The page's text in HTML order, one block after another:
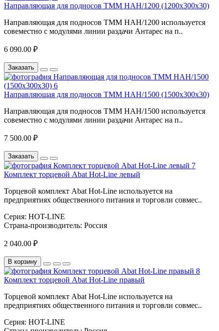
Направляющая для подносов ТММ НАН/1200 (1200х300х30)
Направляющая для подносов ТММ НАН/1200 используется
совеместно с модулями линии раздачи Антарес на п..
6 090.00 ₽
Заказать
Направляющая для подносов ТММ НАН/1500 (1500х300х30)
Направляющая для подносов ТММ НАН/1500 используется
совеместно с модулями линии раздачи Антарес на п..
7 500.00 ₽
Заказать
Комплект торцевой Abat Hot-Line левый
Торцевой комплект Abat Hot-Line используется на
предприятиях общественного питания и торговли совмес..
Серия: HOT-LINE
Страна-производитель: Россия
2 040.00 ₽
В корзину
Комплект торцевой Abat Hot-Line правый
Торцевой комплект Abat Hot-Line используется на
предприятиях общественного питания и торговли совмес..
Серия: HOT-LINE